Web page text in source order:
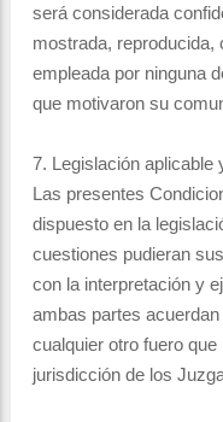
será considerada
mostrada, reproducida,
empleada por ninguna
que motivaron su
7. Legislación aplicable
Las presentes
dispuesto en la
cuestiones pudieran
con la interpretación y
ambas partes
cualquier otro fuero
jurisdicción de los